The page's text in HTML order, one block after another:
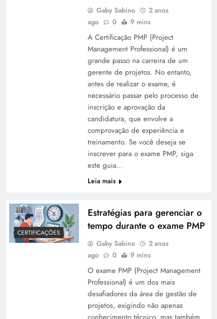
Gaby Sabino
2 anos
ago
0 9 mins
A Certificação PMP (Project
Management Professional) é um
grande passo na carreira de um
gerente de projetos. No entanto,
antes de realizar o exame, é
necessário passar pelo processo de
inscrição e aprovação da
candidatura, que envolve a
comprovação de experiência e
treinamento. Se você deseja se
inscrever para o exame PMP, siga
este guia…
Leia mais
CERTIFICAÇÕES
Estratégias para gerenciar o
tempo durante o exame PMP
Gaby Sabino
2 anos
ago
0 9 mins
O exame PMP (Project Management
Professional) é um dos mais
desafiadores da área de gestão de
projetos, exigindo não apenas